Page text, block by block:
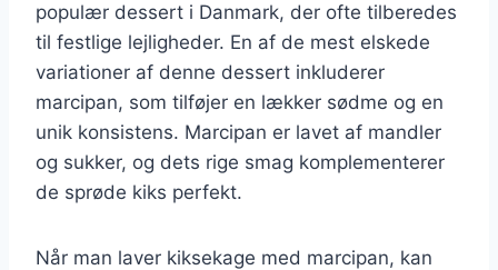
populær dessert i Danmark, der ofte tilberedes
til festlige lejligheder. En af de mest elskede
variationer af denne dessert inkluderer
marcipan, som tilføjer en lækker sødme og en
unik konsistens. Marcipan er lavet af mandler
og sukker, og dets rige smag komplementerer
de sprøde kiks perfekt.
Når man laver kiksekage med marcipan, kan